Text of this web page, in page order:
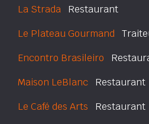
La Strada Restaurant
Le Plateau Gourmand
Encontro Brasileiro
Maison LeBlanc Restaurant
Le Café des Arts Restaurant